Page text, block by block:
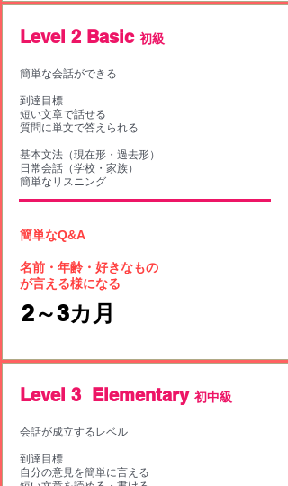
​Level 2 Basic 初級
簡単な会話ができる
到達目標
短い文章で話せる
質問に単文で答えられる
基本文法（現在形・過去形）
日常会話（学校・家族）
簡単なリスニング
簡単なQ&A
名前・年齢・好きなもの
​が言える様になる
​2～3カ月
Level 3 Elementary 初中級
会話が成立するレベル
到達目標
自分の意見を簡単に言える